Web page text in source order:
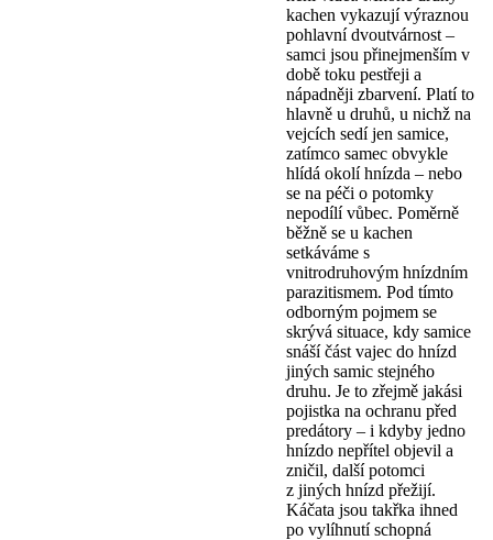
kachen vykazují výraznou
pohlavní dvoutvárnost –
samci jsou přinejmenším v
době toku pestřeji a
nápadněji zbarvení. Platí to
hlavně u druhů, u nichž na
vejcích sedí jen samice,
zatímco samec obvykle
hlídá okolí hnízda – nebo
se na péči o potomky
nepodílí vůbec. Poměrně
běžně se u kachen
setkáváme s
vnitrodruhovým hnízdním
parazitismem. Pod tímto
odborným pojmem se
skrývá situace, kdy samice
snáší část vajec do hnízd
jiných samic stejného
druhu. Je to zřejmě jakási
pojistka na ochranu před
predátory – i kdyby jedno
hnízdo nepřítel objevil a
zničil, další potomci
z jiných hnízd přežijí.
Káčata jsou takřka ihned
po vylíhnutí schopná